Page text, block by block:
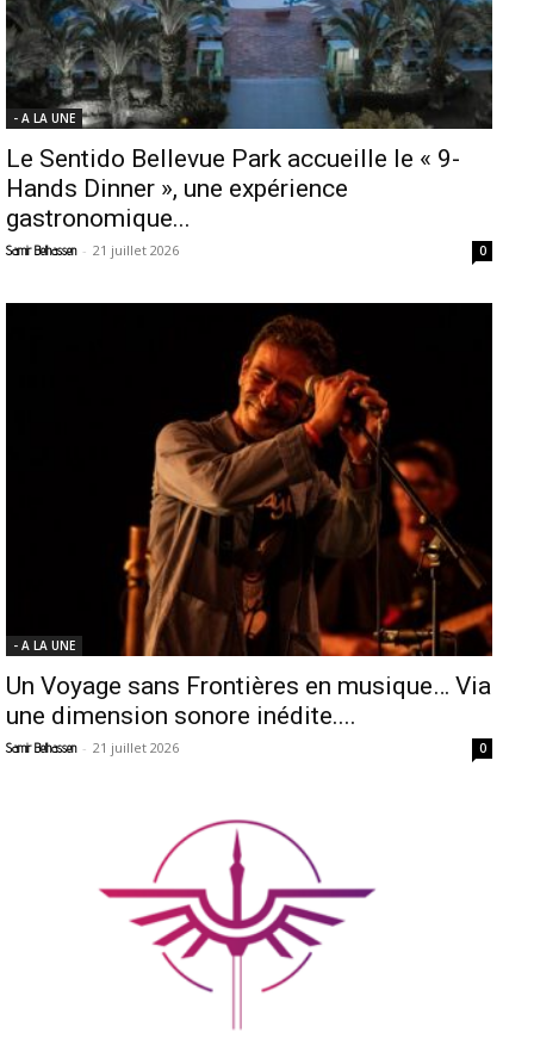
- A LA UNE
Le Sentido Bellevue Park accueille le « 9-
Hands Dinner », une expérience
gastronomique...
Samir Belhassen - 21 juillet 2026 0
- A LA UNE
Un Voyage sans Frontières en musique… Via
une dimension sonore inédite....
Samir Belhassen - 21 juillet 2026 0